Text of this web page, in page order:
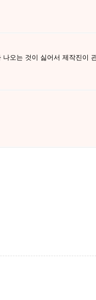
오는 것이 싫어서 제작진이